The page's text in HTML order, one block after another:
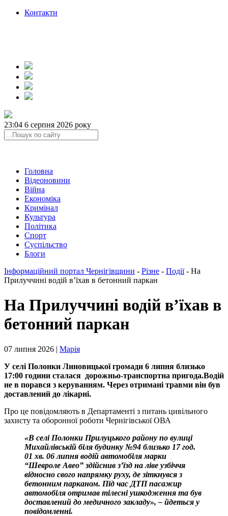
Контакти
23:04 6 серпня 2026 року
Головна
Відеоновини
Війна
Економіка
Кримінал
Культура
Політика
Спорт
Суспільство
Блоги
Інформаційний портал Чернігівщини - Різне - Події- На
Прилуччині водій в’їхав в бетонний паркан
На Прилуччині водій в’їхав в
бетонний паркан
07 липня 2026 | Марія
У селі Полонки Линовицької громади 6 липня близько
17:00 години сталася дорожньо-транспортна пригода.Водій
не в порався з керуванням. Через отримані травми він був
доставлений до лікарні.
Про це повідомляють в Департаменті з питань цивільного
захисту та оборонної роботи Чернігівської ОВА
«В селі Полонки Прилуцького району по вулиці
Михайлівській біля будинку №94 близько 17 год.
01 хв. 06 липня водій автомобіля марки
“Шевроле Авео” здійснив з’їзд на ліве узбіччя
відносно свого напрямку руху, де зіткнувся з
бетонним парканом. Під час ДТП пасажир
автомобіля отримав тілесні ушкодження та був
доставлений до медичного закладу», – йдеться у
повідомленні.